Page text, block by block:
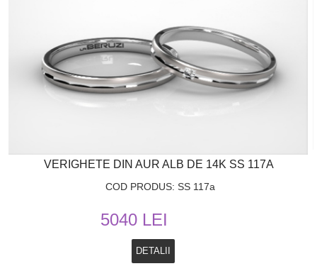
VERIGHETE DIN AUR ALB DE 14K SS 117A
COD PRODUS: SS 117a
5040 LEI
DETALII